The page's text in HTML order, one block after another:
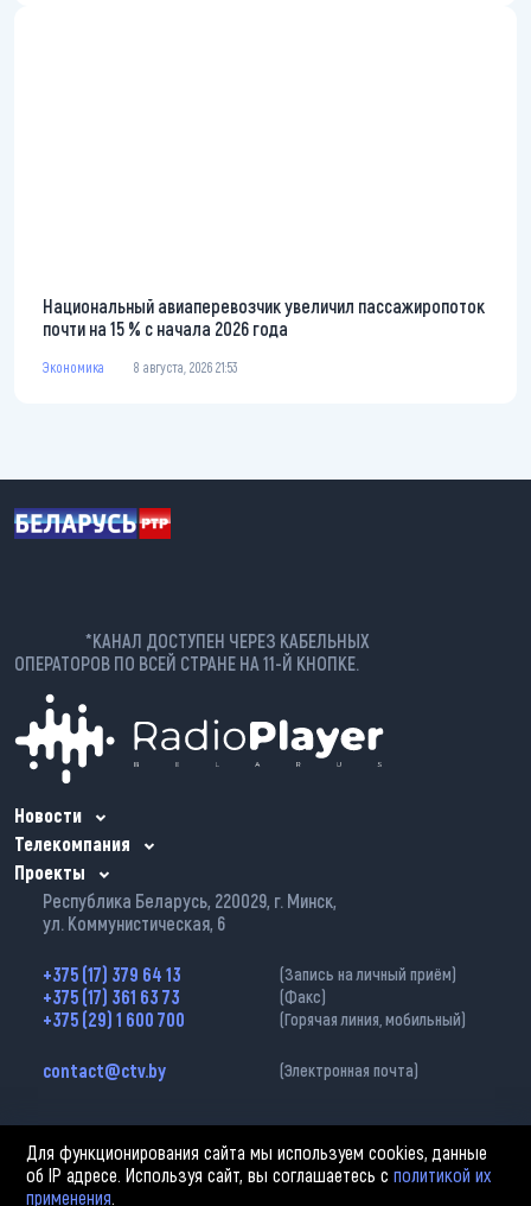
Национальный авиаперевозчик увеличил пассажиропоток
почти на 15 % с начала 2026 года
Экономика 8 августа, 2026 21:53
*КАНАЛ ДОСТУПЕН ЧЕРЕЗ КАБЕЛЬНЫХ
ОПЕРАТОРОВ ПО ВСЕЙ СТРАНЕ НА 11-Й КНОПКЕ.
Новости
Телекомпания
Проекты
Республика Беларусь, 220029, г. Минск,
ул. Коммунистическая, 6
+375 (17) 379 64 13 (Запись на личный приём)
+375 (17) 361 63 73 (Факс)
+375 (29) 1 600 700 (Горячая линия, мобильный)
contact@ctv.by (Электронная почта)
Для функционирования сайта мы используем cookies, данные
об IP адресе. Используя сайт, вы соглашаетесь сполитикой их
применения.